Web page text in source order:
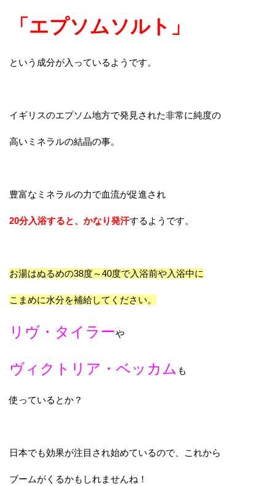
「エプソムソルト」
という成分が入っているようです。
イギリスのエプソム地方で発見された非常に純度の
高いミネラルの結晶の事。
豊富なミネラルの力で血流が促進され
20分入浴すると、かなり発汗するようです。
お湯はぬるめの38度～40度で入浴前や入浴中に
こまめに水分を補給してください。
リヴ・タイラーや
ヴィクトリア・ベッカム も
使っているとか？
日本でも効果が注目され始めているので、これから
ブームがくるかもしれませんね！